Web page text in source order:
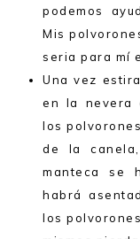
podemos
Mis
seria para mí
Una vez
en la nevera
los
de la
manteca se
habrá
los